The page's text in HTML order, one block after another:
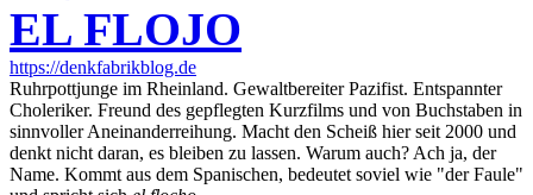
EL FLOJO
https://denkfabrikblog.de
Ruhrpottjunge im Rheinland. Gewaltbereiter Pazifist. Entspannter
Choleriker. Freund des gepflegten Kurzfilms und von Buchstaben in
sinnvoller Aneinanderreihung. Macht den Scheiß hier seit 2000 und
denkt nicht daran, es bleiben zu lassen. Warum auch? Ach ja, der
Name. Kommt aus dem Spanischen, bedeutet soviel wie "der Faule"